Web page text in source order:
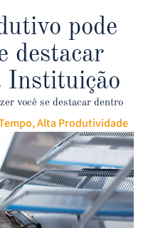
pode
destacar
Instituição
você se destacar dentro
,Alta Produtividade